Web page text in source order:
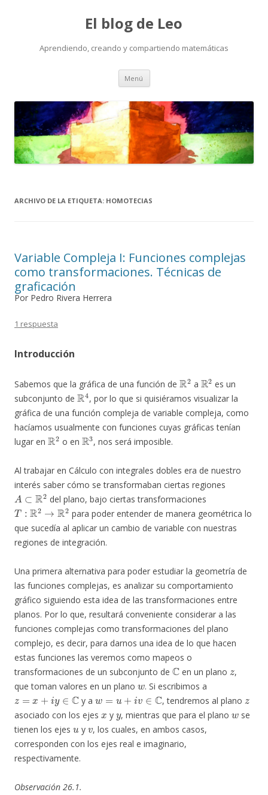
El blog de Leo
Aprendiendo, creando y compartiendo matemáticas
Menú Saltar
contenido
ARCHIVO DE LA ETIQUETA: HOMOTECIAS
Variable Compleja I: Funciones complejas
como transformaciones. Técnicas de
graficación
Por Pedro Rivera Herrera
1 respuesta
Introducción
Sabemos que la gráfica de una función de
R2
a
R2
es un
subconjunto de
R4
, por lo que si quisiéramos visualizar la
gráfica de una función compleja de variable compleja, como
hacíamos usualmente con funciones cuyas gráficas tenían
lugar en
R2
o en
R3
, nos será imposible.
Al trabajar en Cálculo con integrales dobles era de nuestro
interés saber cómo se transformaban ciertas regiones
A⊂R2
del plano, bajo ciertas transformaciones
T: R2→ R2
para poder entender de manera geométrica lo
que sucedía al aplicar un cambio de variable con nuestras
regiones de integración.
Una primera alternativa para poder estudiar la geometría de
las funciones complejas, es analizar su comportamiento
gráfico siguiendo esta idea de las transformaciones entre
planos. Por lo que, resultará conveniente considerar a las
funciones complejas como transformaciones del plano
complejo, es decir, para darnos una idea de lo que hacen
estas funciones las veremos como mapeos o
transformaciones de un subconjunto de
C
en un plano ,
que toman valores en un plano
w
. Si escribimos a
z=x +iy∈C
y a
w=u+iv∈C
, tendremos al plano
asociado con los ejes
x
y
y
, mientras que para el plano
w
se
tienen los ejes
u
y
v
, los cuales, en ambos casos,
corresponden con los ejes real e imaginario,
respectivamente.
Observación 26.1.